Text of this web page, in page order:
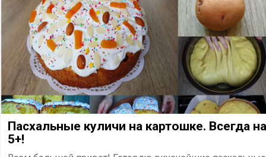
Пасхальные куличи на картошке. Всегда на
5+!